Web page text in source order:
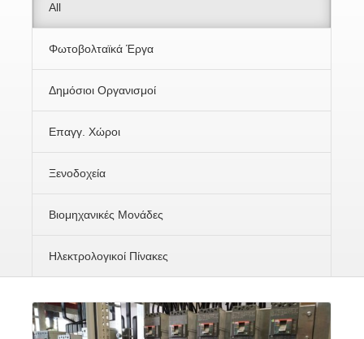
All
Φωτοβολταϊκά Έργα
Δημόσιοι Οργανισμοί
Επαγγ. Χώροι
Ξενοδοχεία
Βιομηχανικές Μονάδες
Ηλεκτρολογικοί Πίνακες